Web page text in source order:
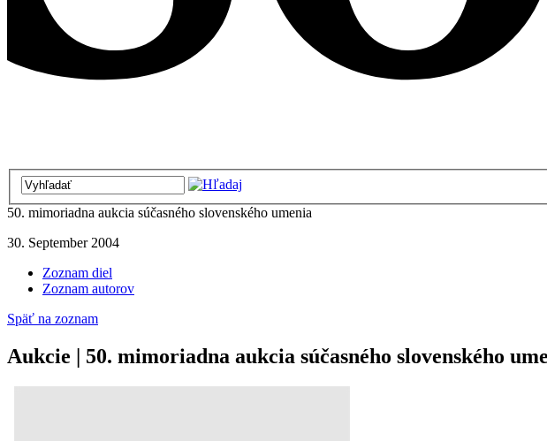
50. mimoriadna aukcia súčasného slovenského umenia
30. September 2004
Zoznam diel
Zoznam autorov
Späť na zoznam
Aukcie | 50. mimoriadna aukcia súčasného slovenského